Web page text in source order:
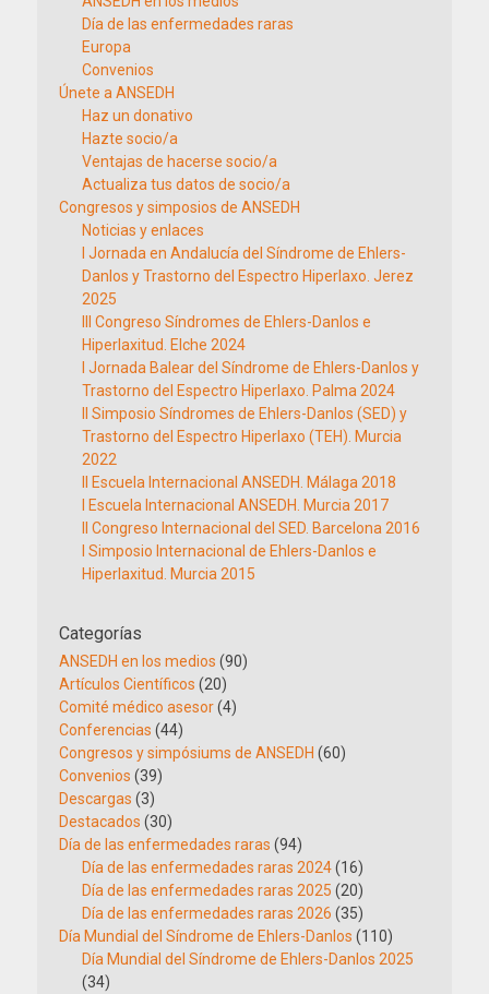
Día de las enfermedades raras
Europa
Convenios
Únete a ANSEDH
Haz un donativo
Hazte socio/a
Ventajas de hacerse socio/a
Actualiza tus datos de socio/a
Congresos y simposios de ANSEDH
Noticias y enlaces
I Jornada en Andalucía del Síndrome de Ehlers-
Danlos y Trastorno del Espectro Hiperlaxo. Jerez
2025
III Congreso Síndromes de Ehlers-Danlos e
Hiperlaxitud. Elche 2024
I Jornada Balear del Síndrome de Ehlers-Danlos y
Trastorno del Espectro Hiperlaxo. Palma 2024
II Simposio Síndromes de Ehlers-Danlos (SED) y
Trastorno del Espectro Hiperlaxo (TEH). Murcia
2022
II Escuela Internacional ANSEDH. Málaga 2018
I Escuela Internacional ANSEDH. Murcia 2017
II Congreso Internacional del SED. Barcelona 2016
I Simposio Internacional de Ehlers-Danlos e
Hiperlaxitud. Murcia 2015
Categorías
ANSEDH en los medios (90)
Artículos Científicos (20)
Comité médico asesor(4)
Conferencias (44)
Congresos y simpósiums de ANSEDH (60)
Convenios (39)
Descargas (3)
Destacados (30)
Día de las enfermedades raras (94)
Día de las enfermedades raras 2024(16)
Día de las enfermedades raras 2025 (20)
Día de las enfermedades raras 2026 (35)
Día Mundial del Síndrome de Ehlers-Danlos (110)
Día Mundial del Síndrome de Ehlers-Danlos 2025
(34)